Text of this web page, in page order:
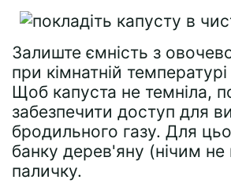
Залиште ємність з
при кімнатній
Щоб капуста не темніла,
забезпечити доступ для
бродильного газу. Для
банку дерев'яну (нічим не
паличку.